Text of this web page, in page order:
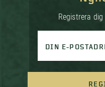
Registrera
DIN E-